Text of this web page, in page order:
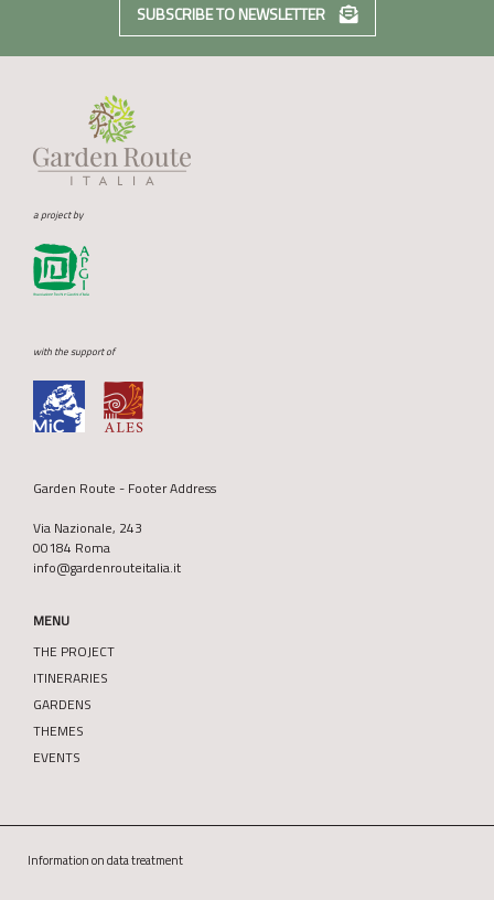
SUBSCRIBE TO NEWSLETTER
a project by
with the support of
Garden Route - Footer Address
Via Nazionale, 243
00184 Roma
info@gardenrouteitalia.it
MENU
THE PROJECT
ITINERARIES
GARDENS
THEMES
EVENTS
Information on data treatment